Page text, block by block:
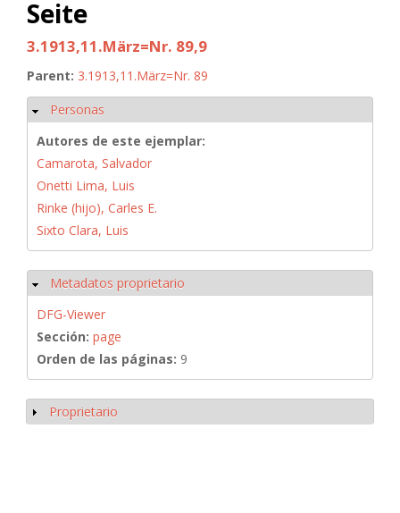
Seite
3.1913,11.März=Nr. 89,9
Parent: 3.1913,11.März=Nr. 89
Ocultar
Personas
Autores de este ejemplar:
Camarota, Salvador
Onetti Lima, Luis
Rinke (hijo), Carles E.
Sixto Clara, Luis
Ocultar
Metadatos proprietario
DFG-Viewer
Sección: page
Orden de las páginas: 9
Mostrar
Proprietario